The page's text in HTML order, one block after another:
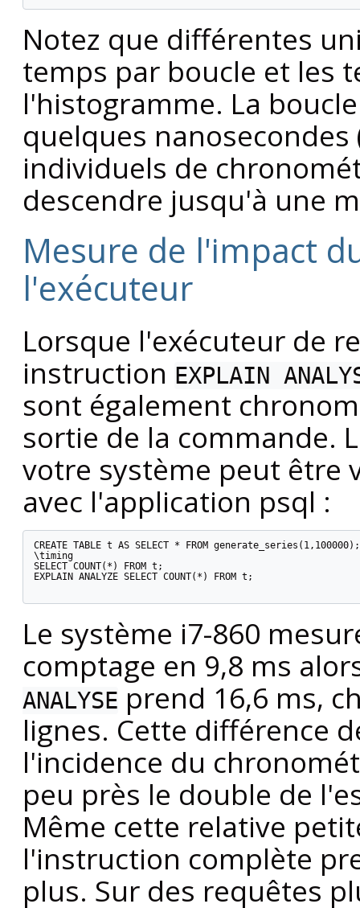
Notez que différentes
temps par boucle et les
l'histogramme. La
quelques
individuels de
descendre jusqu'à une
Mesure de l'impact
l'exécuteur
Lorsque l'exécuteur de
instruction EXPLAIN
sont également
sortie de la commande.
votre système peut être
avec l'application psql :
CREATE TABLE t AS SELECT * FROM generate_series(1,100000);
\timing
SELECT COUNT(*) FROM t;
EXPLAIN ANALYZE SELECT COUNT(*) FROM t;
Le système i7-860
comptage en 9,8 ms
ANALYSE prend 16,6 ms,
lignes. Cette différence
l'incidence du
peu près le double de
Même cette relative
l'instruction complète
plus. Sur des requêtes